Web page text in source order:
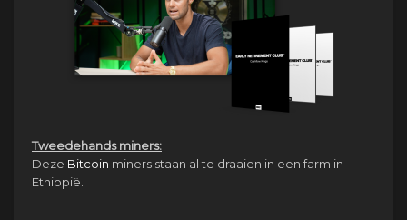
Tweedehands miners:
Deze Bitcoin miners staan al te draaien in een farm in
Ethiopië.